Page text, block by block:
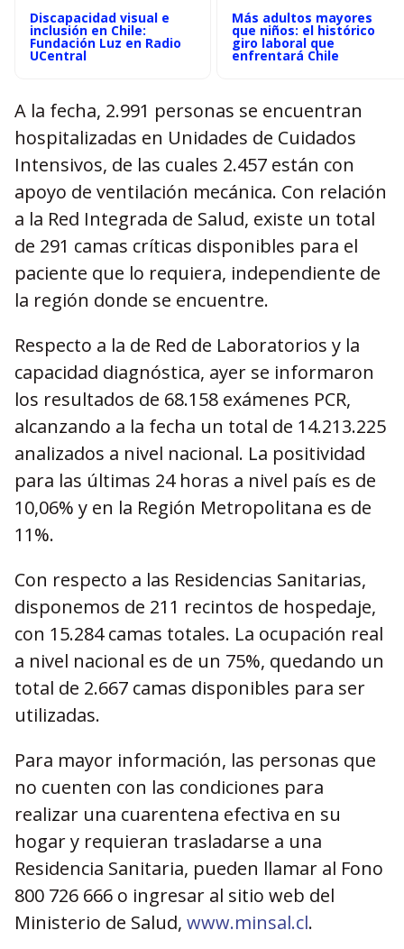
Discapacidad visual e
inclusión en Chile:
Fundación Luz en Radio
UCentral
Más adultos mayores
que niños: el histórico
giro laboral que
enfrentará Chile
A la fecha, 2.991 personas se encuentran
hospitalizadas en Unidades de Cuidados
Intensivos, de las cuales 2.457 están con
apoyo de ventilación mecánica. Con relación
a la Red Integrada de Salud, existe un total
de 291 camas críticas disponibles para el
paciente que lo requiera, independiente de
la región donde se encuentre.
Respecto a la de Red de Laboratorios y la
capacidad diagnóstica, ayer se informaron
los resultados de 68.158 exámenes PCR,
alcanzando a la fecha un total de 14.213.225
analizados a nivel nacional. La positividad
para las últimas 24 horas a nivel país es de
10,06% y en la Región Metropolitana es de
11%.
Con respecto a las Residencias Sanitarias,
disponemos de 211 recintos de hospedaje,
con 15.284 camas totales. La ocupación real
a nivel nacional es de un 75%, quedando un
total de 2.667 camas disponibles para ser
utilizadas.
Para mayor información, las personas que
no cuenten con las condiciones para
realizar una cuarentena efectiva en su
hogar y requieran trasladarse a una
Residencia Sanitaria, pueden llamar al Fono
800 726 666 o ingresar al sitio web del
Ministerio de Salud, www.minsal.cl.